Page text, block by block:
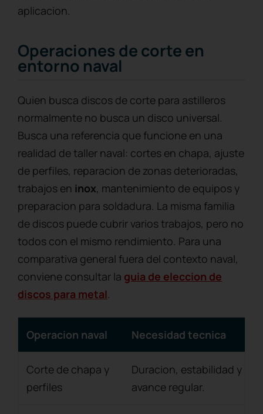
aplicacion.
Operaciones de corte en
entorno naval
Quien busca discos de corte para astilleros
normalmente no busca un disco universal.
Busca una referencia que funcione en una
realidad de taller naval: cortes en chapa, ajuste
de perfiles, reparacion de zonas deterioradas,
trabajos en inox, mantenimiento de equipos y
preparacion para soldadura. La misma familia
de discos puede cubrir varios trabajos, pero no
todos con el mismo rendimiento. Para una
comparativa general fuera del contexto naval,
conviene consultar la guia de eleccion de
discos para metal.
Operacion naval Necesidad tecnica
Corte de chapa y
perfiles
Duracion, estabilidad y
avance regular.